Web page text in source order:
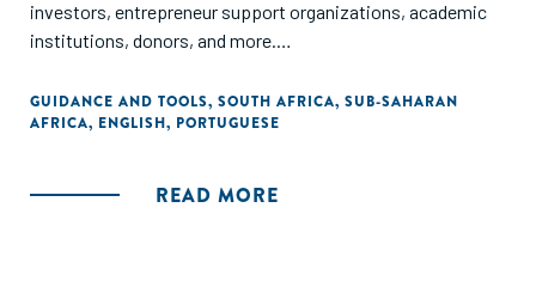
investors, entrepreneur support organizations, academic
institutions, donors, and more.
The map is available in English and Portuguese.
GUIDANCE AND TOOLS, SOUTH AFRICA, SUB-SAHARAN
AFRICA, ENGLISH, PORTUGUESE
READ MORE